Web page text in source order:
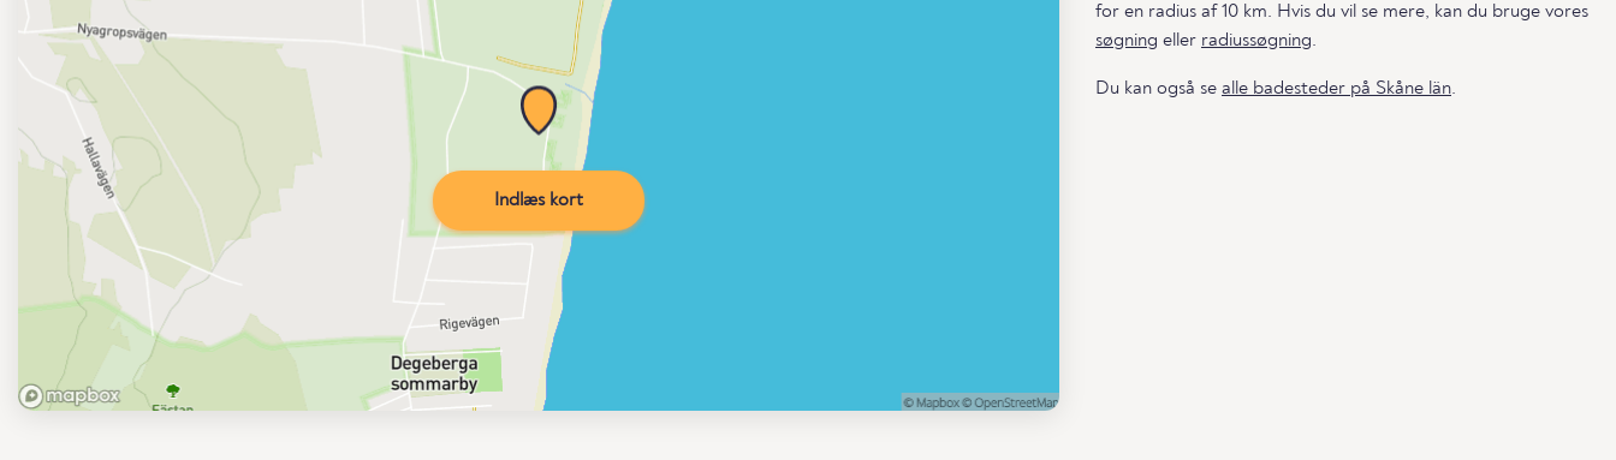
Indlæs kort
for en radius af 10 km. Hvis du vil se mere, kan du bruge vores
søgning eller radiussøgning.
Du kan også se alle badesteder på Skåne län.